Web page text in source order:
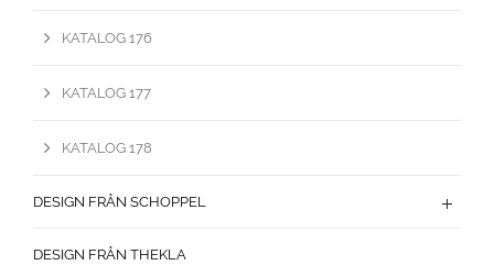
KATALOG 176
KATALOG 177
KATALOG 178
DESIGN FRÅN SCHOPPEL
DESIGN FRÅN THEKLA